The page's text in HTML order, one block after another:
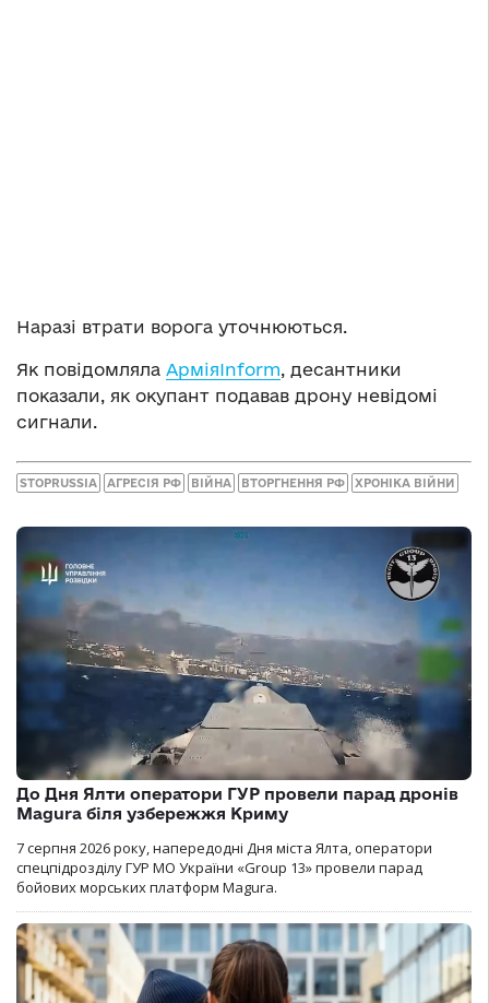
Наразі втрати ворога уточнюються.
Як повідомляла АрміяInform, десантники
показали, як окупант подавав дрону невідомі
сигнали.
STOPRUSSIA АГРЕСІЯ РФ ВІЙНА ВТОРГНЕННЯ РФ ХРОНІКА ВІЙНИ
До Дня Ялти оператори ГУР провели парад дронів
Magura біля узбережжя Криму
7 серпня 2026 року, напередодні Дня міста Ялта, оператори
спецпідрозділу ГУР МО України «Group 13» провели парад
бойових морських платформ Magura.